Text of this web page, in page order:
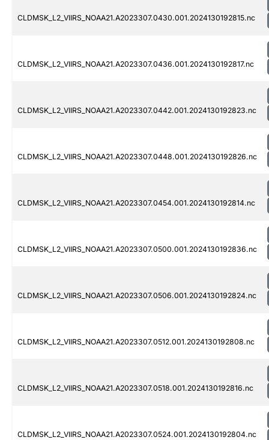
CLDMSK_L2_VIIRS_NOAA21.A2023307.0430.001.2024130192815.nc
CLDMSK_L2_VIIRS_NOAA21.A2023307.0436.001.2024130192817.nc
CLDMSK_L2_VIIRS_NOAA21.A2023307.0442.001.2024130192823.nc
CLDMSK_L2_VIIRS_NOAA21.A2023307.0448.001.2024130192826.nc
CLDMSK_L2_VIIRS_NOAA21.A2023307.0454.001.2024130192814.nc
CLDMSK_L2_VIIRS_NOAA21.A2023307.0500.001.2024130192836.nc
CLDMSK_L2_VIIRS_NOAA21.A2023307.0506.001.2024130192824.nc
CLDMSK_L2_VIIRS_NOAA21.A2023307.0512.001.2024130192808.nc
CLDMSK_L2_VIIRS_NOAA21.A2023307.0518.001.2024130192816.nc
CLDMSK_L2_VIIRS_NOAA21.A2023307.0524.001.2024130192804.nc